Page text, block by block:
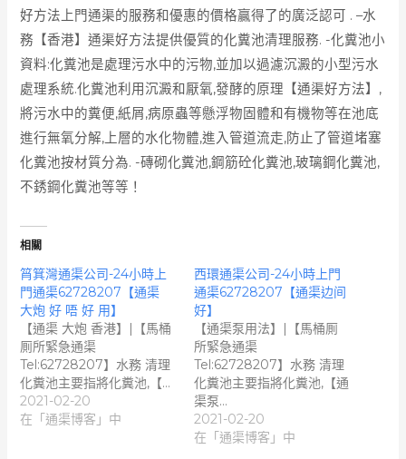
好方法上門通渠的服務和優惠的價格贏得了的廣泛認可 . –水
務【香港】通渠好方法提供優質的化糞池清理服務. -化糞池小
資料:化糞池是處理污水中的污物,並加以過濾沉澱的小型污水
處理系統.化糞池利用沉澱和厭氧,發酵的原理【通渠好方法】,
將污水中的糞便,紙屑,病原蟲等懸浮物固體和有機物等在池底
進行無氧分解,上層的水化物體,進入管道流走,防止了管道堵塞
化糞池按材質分為. -磚砌化糞池,鋼筋砼化糞池,玻璃鋼化糞池,
不銹鋼化糞池等等！
相關
筲箕灣通渠公司-24小時上
門通渠62728207【通渠
大炮 好 唔 好 用】
【通渠 大炮 香港】|【馬桶
厠所緊急通渠
Tel:62728207】水務 清理
化糞池主要指將化糞池,【…
2021-02-20
在「通渠博客」中
西環通渠公司-24小時上門
通渠62728207【通渠边间
好】
【通渠泵用法】|【馬桶厠
所緊急通渠
Tel:62728207】水務 清理
化糞池主要指將化糞池,【通
渠泵…
2021-02-20
在「通渠博客」中